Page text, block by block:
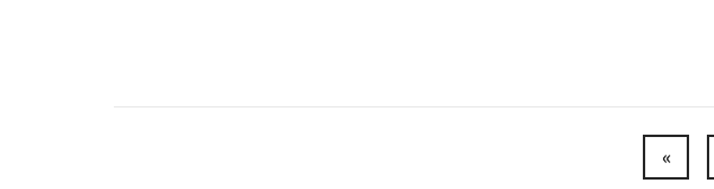
«